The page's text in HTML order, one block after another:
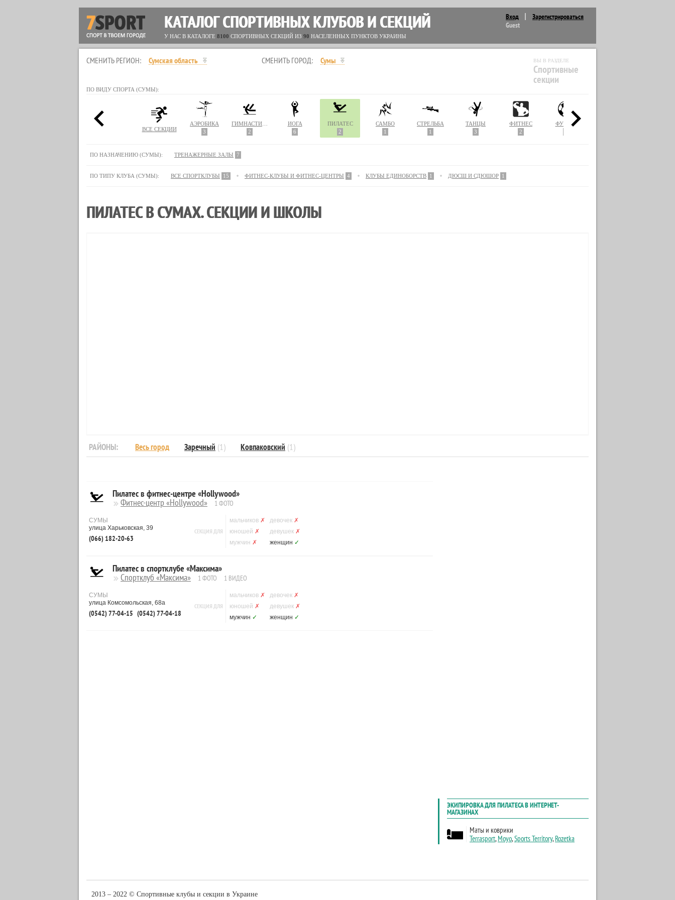
Вход
Зарегистрироваться
Guest
КАТАЛОГ СПОРТИВНЫХ КЛУБОВ И СЕКЦИЙ
У НАС В КАТАЛОГЕ 8100 СПОРТИВНЫХ СЕКЦИЙ ИЗ 90 НАСЕЛЕННЫХ ПУНКТОВ УКРАИНЫ
СМЕНИТЬ РЕГИОН: Сумская область СМЕНИТЬ ГОРОД: Сумы ВЫ В РАЗДЕЛЕ
Спортивные
секции
ПО ВИДУ СПОРТА (СУМЫ):
ВСЕ СЕКЦИИ
АЭРОБИКА
3
2
ЙОГА
6
ПИЛАТЕС
2
САМБО
1
СТРЕЛЬБА
1
ТАНЦЫ
3
ФИТНЕС
2
ФУТБОЛ
ПО НАЗНАЧЕНИЮ (СУМЫ): ТРЕНАЖЕРНЫЕ ЗАЛЫ 7
ПО ТИПУ КЛУБА (СУМЫ): ВСЕ СПОРТКЛУБЫ 15 ФИТНЕС-КЛУБЫ И ФИТНЕС-ЦЕНТРЫ 4 КЛУБЫ ЕДИНОБОРСТВ 1 ДЮСШ И СДЮШОР 1
ПИЛАТЕС В СУМАХ. СЕКЦИИ И ШКОЛЫ
РАЙОНЫ: Весь город Заречный (1) Ковпаковский (1)
Пилатес в фитнес-центре «Hollywood»
Фитнес-центр «Hollywood» 1 ФОТО
СУМЫ
улица Харьковская, 39
(066) 182-20-63
СЕКЦИЯ ДЛЯ
мальчиков ✗ девочек ✗
юношей ✗ девушек ✗
мужчин ✗ женщин ✓
Пилатес в спортклубе «Максима»
Спортклуб «Максима» 1 ФОТО 1 ВИДЕО
СУМЫ
улица Комсомольская, 68а
(0542) 77-04-15 (0542) 77-04-18
СЕКЦИЯ ДЛЯ
мальчиков ✗ девочек ✗
юношей ✗ девушек ✗
мужчин ✓ женщин ✓
2013 ‒ 2022 © Спортивные клубы и секции в Украине